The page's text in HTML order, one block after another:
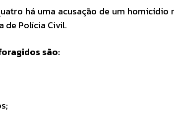
há uma acusação de um homicídio
de Polícia Civil.
são: